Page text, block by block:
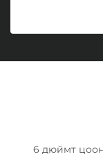
6 дюймт